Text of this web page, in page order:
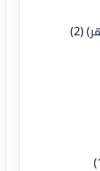
(2)